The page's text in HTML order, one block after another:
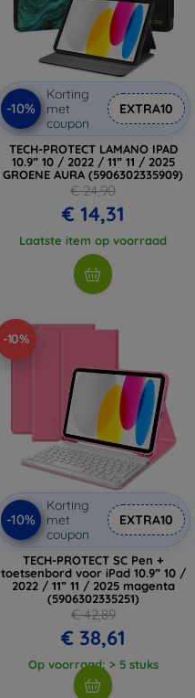
-10%
Korting
met
coupon
EXTRA10
TECH-PROTECT LAMANO IPAD
10.9” 10 / 2022 / 11” 11 / 2025
GROENE AURA (5906302335909)
€ 24,90
€ 14,31
Laatste item op voorraad
-10%
-10%
Korting
met
coupon
EXTRA10
TECH-PROTECT SC Pen +
toetsenbord voor iPad 10.9” 10 /
2022 / 11” 11 / 2025 magenta
(5906302335251)
€ 42,89
€ 38,61
Op voorraad: > 5 stuks